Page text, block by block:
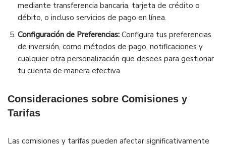
mediante transferencia bancaria, tarjeta de crédito o
débito, o incluso servicios de pago en línea.
Configuración de Preferencias: Configura tus preferencias
de inversión, como métodos de pago, notificaciones y
cualquier otra personalización que desees para gestionar
tu cuenta de manera efectiva.
Consideraciones sobre Comisiones y
Tarifas
Las comisiones y tarifas pueden afectar significativamente